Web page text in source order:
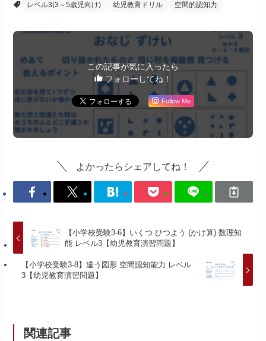
レベル3(3～5歳児向け)
幼児教育ドリル 空間的認知力
この記事が気に入ったら
フォローしてね！
Follow Me
よかったらシェアしてね！
【小学校受験3-6】いくつ ひつよう (かけ算) 数理知
能 レベル3【幼児教育演習問題】
【小学校受験3-8】違う図形 空間認知能力 レベル
3【幼児教育演習問題】
関連記事